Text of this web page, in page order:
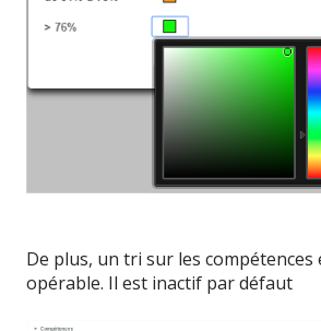
De plus, un tri sur les compétences
opérable. Il est inactif par défaut